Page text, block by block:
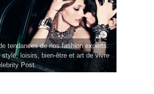
tendances de nos fashion experts:
style, loisirs, bien-être et art de vivre
Post.